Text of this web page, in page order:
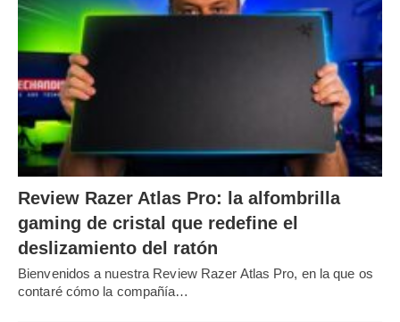
Review Razer Atlas Pro: la alfombrilla
gaming de cristal que redefine el
deslizamiento del ratón
Bienvenidos a nuestra Review Razer Atlas Pro, en la que os
contaré cómo la compañía…